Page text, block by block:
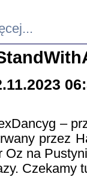
–
przez
Oz na
Czekamy